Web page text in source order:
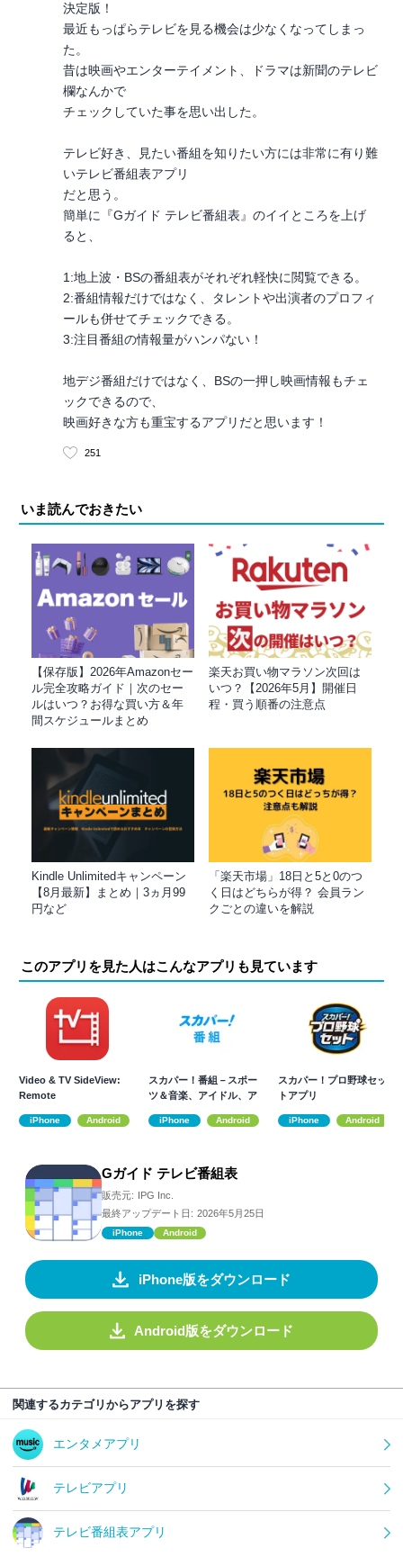
決定版！
最近もっぱらテレビを見る機会は少なくなってしまっ
た。
昔は映画やエンターテイメント、ドラマは新聞のテレビ
欄なんかで
チェックしていた事を思い出した。
テレビ好き、見たい番組を知りたい方には非常に有り難
いテレビ番組表アプリ
だと思う。
簡単に『Gガイド テレビ番組表』のイイところを上げ
ると、
1:地上波・BSの番組表がそれぞれ軽快に閲覧できる。
2:番組情報だけではなく、タレントや出演者のプロフィ
ールも併せてチェックできる。
3:注目番組の情報量がハンパない！
地デジ番組だけではなく、BSの一押し映画情報もチェ
ックできるので、
映画好きな方も重宝するアプリだと思います！
251
いま読んでおきたい
【保存版】2026年Amazonセー
ル完全攻略ガイド｜次のセー
ルはいつ？お得な買い方＆年
間スケジュールまとめ
楽天お買い物マラソン次回は
いつ？【2026年5月】開催日
程・買う順番の注意点
Kindle Unlimitedキャンペーン
【8月最新】まとめ｜3ヵ月99
円など
「楽天市場」18日と5と0のつ
く日はどちらが得？ 会員ラン
クごとの違いを解説
このアプリを見た人はこんなアプリも見ています
Video & TV SideView:
Remote
iPhone Android
スカパー！番組－スポー
ツ＆音楽、アイドル、ア
iPhone Android
スカパー！プロ野球セッ
トアプリ
iPhone Android
Gガイド テレビ番組表
販売元:
IPG Inc.
最終アップデート日: 2026年5月25日
iPhone Android
iPhone版をダウンロード
Android版をダウンロード
関連するカテゴリからアプリを探す
エンタメアプリ
テレビアプリ
テレビ番組表アプリ